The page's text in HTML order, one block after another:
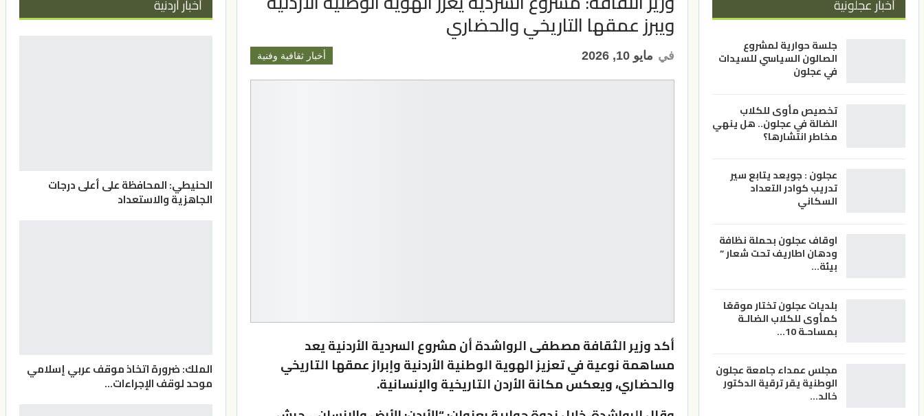
ويبرز عمقها التاريخي والحضاري
أخبار ثقافية وفنية في مايو 10, 2026
أكد وزير الثقافة مصطفى الرواشدة أن مشروع السردية الأردنية يعد
مساهمة نوعية في تعزيز الهوية الوطنية الأردنية وإبراز عمقها التاريخي
والحضاري، ويعكس مكانة الأردن التاريخية والإنسانية.
أخبار عجلونية
جلسة حوارية لمشروع
الصالون السياسي للسيدات
في عجلون
تخصيص مأوى للكلاب
الضالة في عجلون.. هل ينهي
مخاطر انتشارها؟
عجلون : جويعد يتابع سير
تدريب كوادر التعداد
السكاني
اوقاف عجلون بحملة نظافة
ودهان اطاريف تحت شعار ”
بيئة…
بلديات عجلون تختار موقعًا
كمأوى للكلاب الضالـة
بمساحـة 10…
مجلس عمداء جامعة عجلون
الوطنية يقر ترقية الدكتور
خالد…
أخبار أردنية
الحنيطي: المحافظة على أعلى درجات
الجاهزية والاستعداد
الملك: ضرورة اتخاذ موقف عربي إسلامي
موحد لوقف الإجراءات…